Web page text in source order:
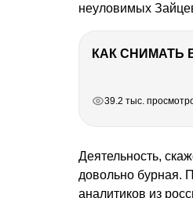
неуловимых
39.2 тыс.
Деятельность,
довольно бурная.
аналитиков из